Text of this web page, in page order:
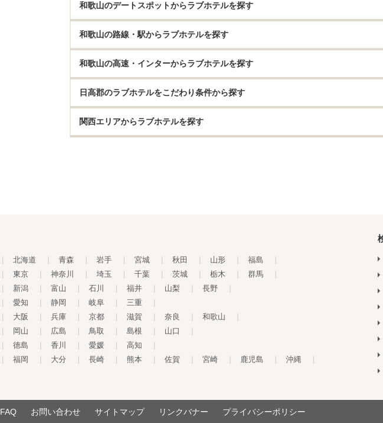
和歌山のデートスポットからラブホテルを探す
和歌山の路線・駅からラブホテルを探す
和歌山の高速・インターからラブホテルを探す
日高郡のラブホテルをこだわり条件から探す
関西エリアからラブホテルを探す
北海道 青森 岩手 宮城 秋田 山形 福島
東京 神奈川 埼玉 千葉 茨城 栃木 群馬
新潟 富山 石川 福井 山梨 長野
愛知 静岡 岐阜 三重
大阪 兵庫 京都 滋賀 奈良 和歌山
岡山 広島 鳥取 島根 山口
徳島 香川 愛媛 高知
福岡 大分 長崎 熊本 佐賀 宮崎 鹿児島 沖縄
FAQ お問い合わせ サイトマップ リンクバナー
プライバシーポリシー